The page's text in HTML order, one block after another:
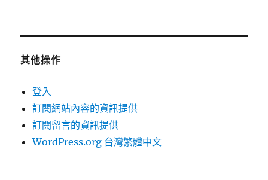
其他操作
登入
訂閱網站內容的資訊提供
訂閱留言的資訊提供
WordPress.org 台灣繁體中文